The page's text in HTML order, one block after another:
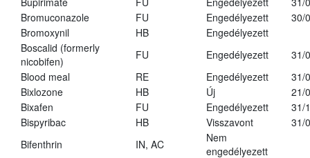
Bromuconazole
FU Engedélyezett
30/
Bromoxynil
HB
Engedélyezett
Boscalid (formerly
nicobifen)
FU Engedélyezett
31/
Blood meal
RE Engedélyezett
31/
Bixlozone
HB Új
21/
Bixafen
FU Engedélyezett
31/
Bispyribac
HB Visszavont
31/
Bifenthrin
IN, AC
Nem
engedélyezett